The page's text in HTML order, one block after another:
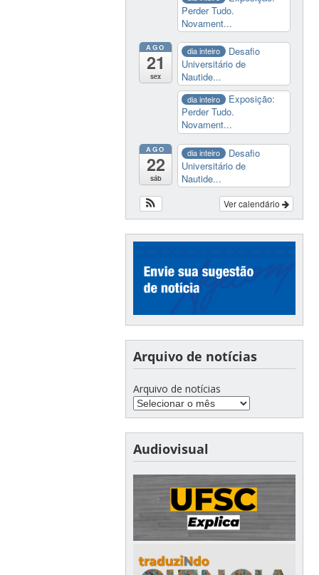
Perder Tudo.
Novament...
AGO
21
sex
dia inteiro
Desafio
Universitário de
Nautide...
dia inteiro
Exposição:
Perder Tudo.
Novament...
AGO
22
sáb
dia inteiro
Desafio
Universitário de
Nautide...
Ver calendário
Arquivo de notícias
Arquivo de notícias
Audiovisual